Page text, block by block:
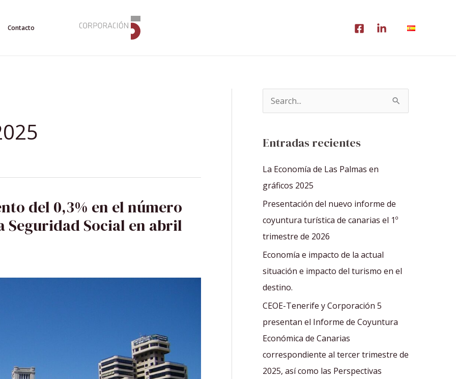
Contacto
del 0,3% en el número
Seguridad Social en abril
a
r
p
o
r
:
Entradas recientes
La Economía de Las Palmas en
gráficos 2025
Presentación del nuevo informe de
coyuntura turística de canarias el 1º
trimestre de 2026
Economía e impacto de la actual
situación e impacto del turismo en el
destino.
CEOE-Tenerife y Corporación 5
presentan el Informe de Coyuntura
Económica de Canarias
correspondiente al tercer trimestre de
2025, así como las Perspectivas